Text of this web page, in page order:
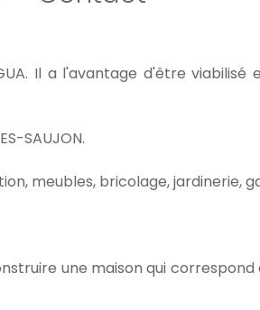
Il a l'avantage d'être
SAUJON.
meubles, bricolage, jardinerie,
une maison qui correspond